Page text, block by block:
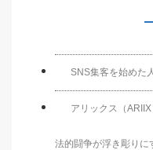
SNS集客を始めた
アリックス（
法的闘争が浮き彫りに